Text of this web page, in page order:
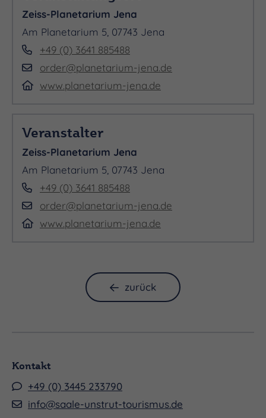
Samstag 28.11.2026, 20:15 - 23:59 Uhr
Samstag 05.12.2026, 17:30 - 23:59 Uhr
Freitag 11.12.2026, 20:00 - 23:59 Uhr
Sonntag 20.12.2026, 18:00 - 23:59 Uhr
Samstag 26.12.2026, 20:15 - 23:59 Uhr
Montag 28.12.2026, 20:00 - 23:59 Uhr
Zeiss-Planetarium Jena
Am Planetarium 5, 07743 Jena
+49 (0) 3641 885488
order@planetarium-jena.de
www.planetarium-jena.de
Veranstalter
Zeiss-Planetarium Jena
Am Planetarium 5, 07743 Jena
+49 (0) 3641 885488
order@planetarium-jena.de
www.planetarium-jena.de
zurück
Kontakt
+49 (0) 3445 233790
info@saale-unstrut-tourismus.de